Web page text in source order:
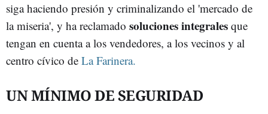
siga haciendo presión y criminalizando el 'mercado de
la miseria', y ha reclamado soluciones integrales que
tengan en cuenta a los vendedores, a los vecinos y al
centro cívico de La Farinera.
UN MÍNIMO DE SEGURIDAD